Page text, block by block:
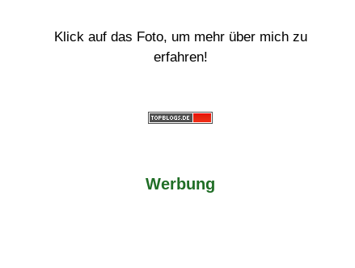
Klick auf das Foto, um mehr über mich zu
erfahren!
Werbung